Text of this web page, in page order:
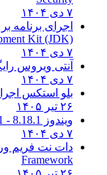
۷ دی ۱۴۰۴
اجرای برنامه
Kit (JDK)
۷ دی ۱۴۰۴
آنتی ویروس
۷ دی ۱۴۰۴
بلو استکس
۲۶ تیر ۱۴۰۵
ویندوز 8.1
8.1 - Microsoft Windows 8.1
۷ دی ۱۴۰۴
دات نت فریم
Framework